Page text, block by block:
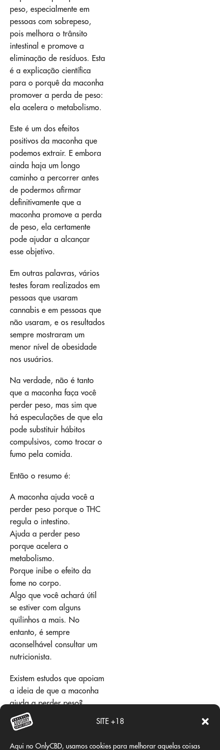
SITE +18
Aqui no OnlyCBD, usamos cookies para melhorar aquelas coisas
peso, especialmente em
pessoas com sobrepeso,
pois melhora o trânsito
intestinal e promove a
eliminação de resíduos. Esta
é a explicação científica
para o porquê da maconha
promover a perda de peso:
ela acelera o metabolismo.
Este é um dos efeitos
positivos da maconha que
podemos extrair. E embora
ainda haja um longo
caminho a percorrer antes
de podermos afirmar
definitivamente que a
maconha promove a perda
de peso, ela certamente
pode ajudar a alcançar
esse objetivo.
Em outras palavras, vários
testes foram realizados em
pessoas que usaram
cannabis e em pessoas que
não usaram, e os resultados
sempre mostraram um
menor nível de obesidade
nos usuários.
Na verdade, não é tanto
que a maconha faça você
perder peso, mas sim que
há especulações de que ela
pode substituir hábitos
compulsivos, como trocar o
fumo pela comida.
Então o resumo é:
A maconha ajuda você a
perder peso porque o THC
regula o intestino.
Ajuda a perder peso
porque acelera o
metabolismo.
Porque inibe o efeito da
fome no corpo.
Algo que você achará útil
se estiver com alguns
quilinhos a mais. No
entanto, é sempre
aconselhável consultar um
nutricionista.
Existem estudos que apoiam
a ideia de que a maconha
ajuda a perder peso?
Sim, vários estudos e
relatórios científicos
demonstraram o impacto